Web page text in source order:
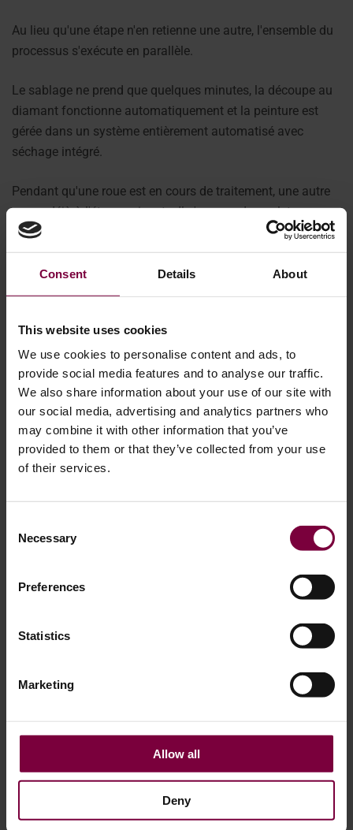
Consent Details About
This website uses cookies
We use cookies to personalise content and ads, to
provide social media features and to analyse our traffic.
We also share information about your use of our site with
our social media, advertising and analytics partners who
may combine it with other information that you’ve
provided to them or that they’ve collected from your use
of their services.
Selection
Necessary
Preferences
Statistics
Marketing
Allow all
Deny
Au lieu qu'une étape n'en retienne une autre, l'ensemble du
processus s'exécute en parallèle.
Le sablage ne prend que quelques minutes, la découpe au
diamant fonctionne automatiquement et la peinture est
gérée dans un système entièrement automatisé avec
séchage intégré.
Pendant qu'une roue est en cours de traitement, une autre
passe déjà à l'étape suivante. Il n'y a pas de goulets
d'étranglement, pas de machines inactives et pas de temps
perdu entre les étapes.
Vous n'avez pas besoin de recruter plus de
plus de personnel.
Un opérateur peut gérer plusieurs machines, se déplaçant
entre les processus pendant que le système fonctionne en
continu. Les machines fonctionnent indépendamment et
l'opérateur maintient la fluidité de l'ensemble.
Le résultat est simple : une efficacité accrue, un coût par
le tout piloté par un flux de travail où tout se passe en
Du service au modèle économique évolutif